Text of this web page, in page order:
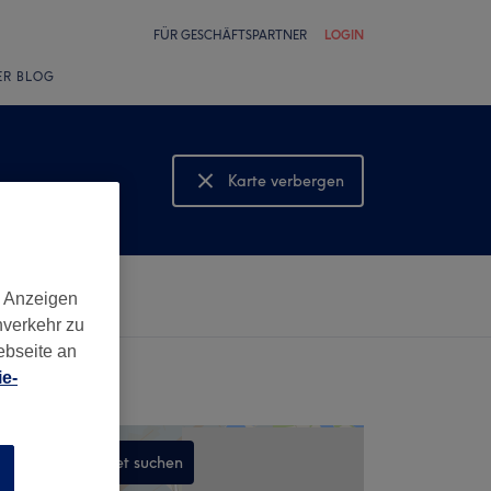
FÜR GESCHÄFTSPARTNER LOGIN
BLOG
Karte verbergen
Karte anzeigen
In diesem Gebiet suchen
zu
an